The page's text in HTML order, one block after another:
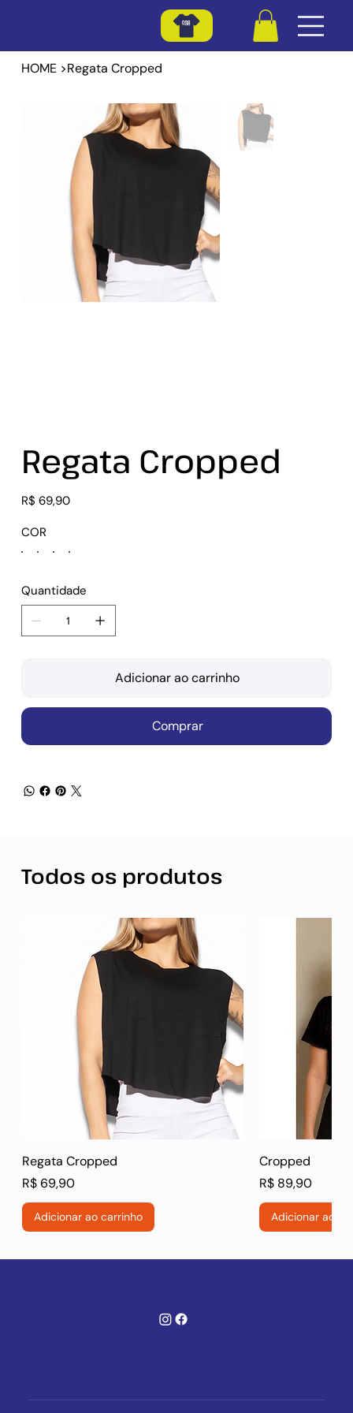
HOME >Regata Cropped
Regata Cropped
Preço
R$ 69,90
COR
Quantidade
Adicionar ao carrinho
Comprar
Todos os produtos
Regata Cropped
Preço
R$ 69,90
Adicionar ao carrinho
Cropped
Preço
R$ 89,90
Adicionar ao